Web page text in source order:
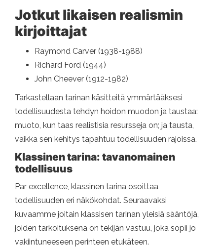
Jotkut likaisen realismin
kirjoittajat
Raymond Carver (1938-1988)
Richard Ford (1944)
John Cheever (1912-1982)
Tarkastellaan tarinan käsitteitä ymmärtääksesi
todellisuudesta tehdyn hoidon muodon ja taustaa:
muoto, kun taas realistisia resursseja on; ja tausta,
vaikka sen kehitys tapahtuu todellisuuden rajoissa.
Klassinen tarina: tavanomainen
todellisuus
Par excellence, klassinen tarina osoittaa
todellisuuden eri näkökohdat. Seuraavaksi
kuvaamme joitain klassisen tarinan yleisiä sääntöjä,
joiden tarkoituksena on tekijän vastuu, joka sopii jo
vakiintuneeseen perinteen etukäteen.